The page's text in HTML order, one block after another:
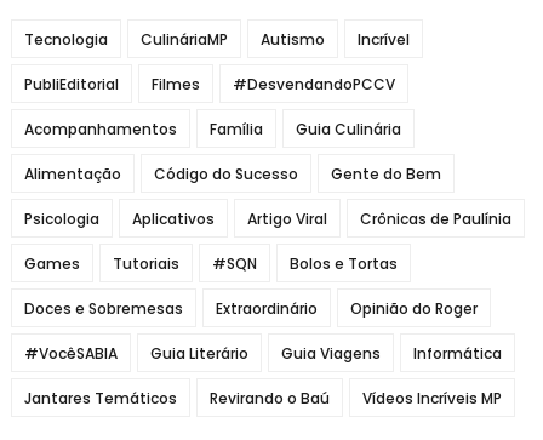
Tecnologia CulináriaMP Autismo Incrível
PubliEditorial Filmes #DesvendandoPCCV
Acompanhamentos Família Guia Culinária
Alimentação Código do Sucesso Gente do Bem
Psicologia Aplicativos Artigo Viral Crônicas de Paulínia
Games Tutoriais #SQN Bolos e Tortas
Doces e Sobremesas Extraordinário Opinião do Roger
#VocêSABIA Guia Literário Guia Viagens Informática
Jantares Temáticos Revirando o Baú Vídeos Incríveis MP